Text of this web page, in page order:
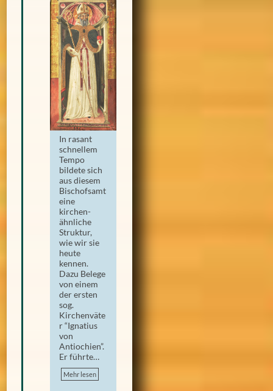
In rasant
schnellem
Tempo
bildete sich
aus diesem
Bischofsamt
eine
kirchen-
ähnliche
Struktur,
wie wir sie
heute
kennen.
Dazu Belege
von einem
der ersten
sog.
Kirchenväte
r “Ignatius
von
Antiochien”.
Er führte…
Mehr lesen